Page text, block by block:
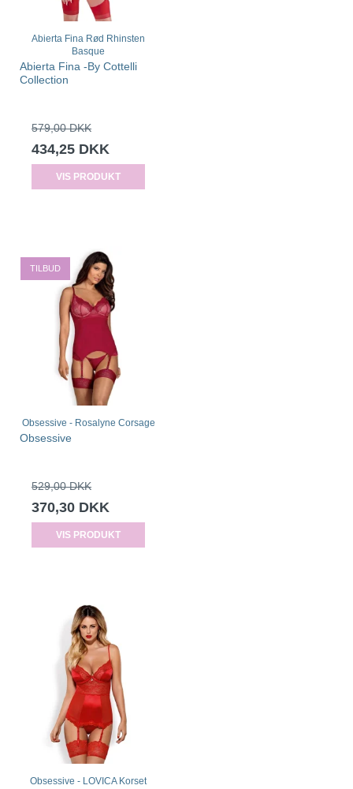
Abierta Fina Rød Rhinsten
Basque
Abierta Fina -By Cottelli
Collection
579,00 DKK
434,25 DKK
VIS PRODUKT
TILBUD
Obsessive - Rosalyne Corsage
Obsessive
529,00 DKK
370,30 DKK
VIS PRODUKT
Obsessive - LOVICA Korset